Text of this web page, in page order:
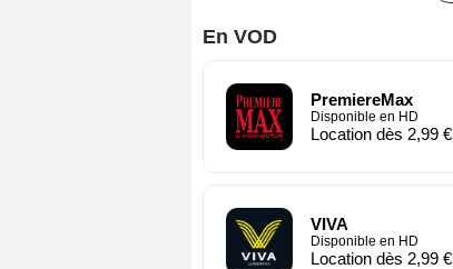
En VOD
PremiereMax
Disponible en HD
Location dès 2,99 €
VIVA
Disponible en HD
Location dès 2,99 €